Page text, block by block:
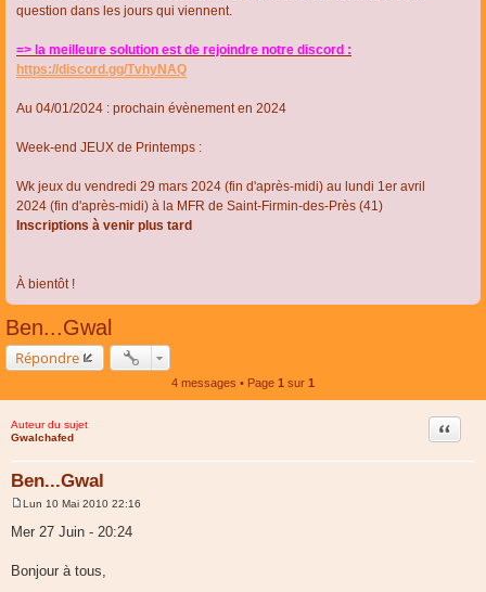
question dans les jours qui viennent.
=> la meilleure solution est de rejoindre notre discord :
https://discord.gg/TvhyNAQ
Au 04/01/2024 : prochain évènement en 2024
Week-end JEUX de Printemps :
Wk jeux du vendredi 29 mars 2024 (fin d'après-midi) au lundi 1er avril
2024 (fin d'après-midi) à la MFR de Saint-Firmin-des-Près (41)
Inscriptions à venir plus tard
À bientôt !
Ben...Gwal
Répondre
4 messages • Page 1 sur 1
Auteur du sujet
Gwalchafed
Ben...Gwal
Citer
s
g
Lun 10 Mai 2010 22:16
Mer 27 Juin - 20:24
Bonjour à tous,